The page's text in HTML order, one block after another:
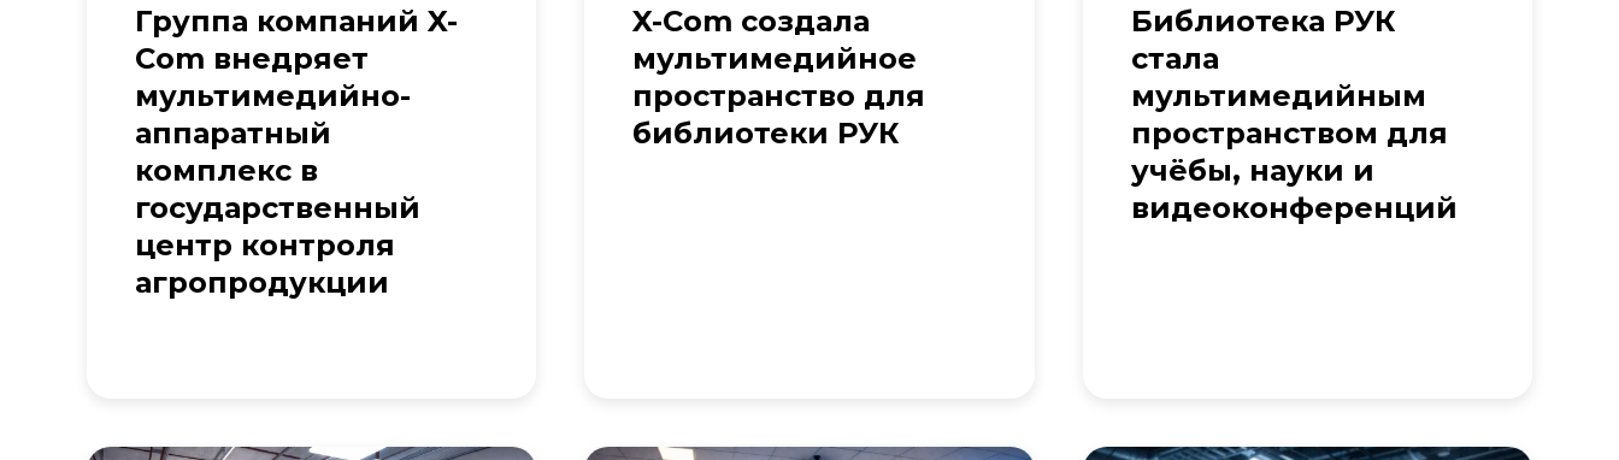
Группа компаний X-
Com внедряет
мультимедийно-
аппаратный
комплекс в
государственный
центр контроля
агропродукции
X-Com создала
мультимедийное
пространство для
библиотеки РУК
Библиотека РУК
стала
мультимедийным
пространством для
учёбы, науки и
видеоконференций